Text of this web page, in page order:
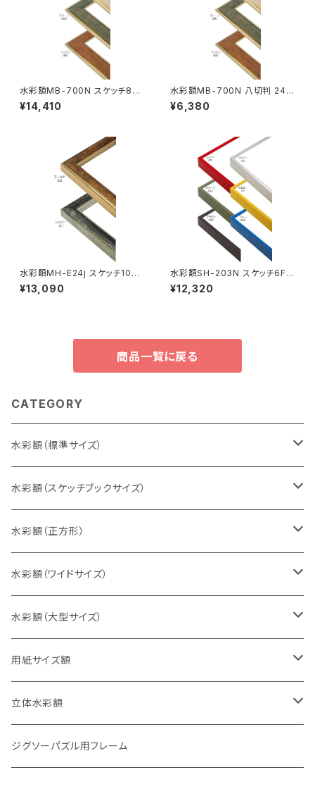
水彩額MB-700N スケッチ8F
520×595ミリ
¥14,410
水彩額MB-700N 八切判 241
×302ミリ
¥6,380
水彩額MH-E24j スケッチ10F 5
95×670ミリ
¥13,090
水彩額SH-203N スケッチ6F 4
58×550ミリ
¥12,320
商品一覧に戻る
CATEGORY
水彩額（標準サイズ）
インチ判（203×254ミリ）
八切判（242×303ミリ）
太子判（288×379ミリ）
四切判（348×424ミリ）
大衣判（394×509ミリ）
半切判（424×545ミリ）
三三判（455×606ミリ）
水彩額（スケッチブックサイズ）
スケッチ4Ｆ（352×443ミリ）
スケッチ6Ｆ（458×550ミリ）
スケッチ8Ｆ（520×595ミリ）
スケッチ10Ｆ（595×670ミリ）
水彩額（正方形）
10cm正方形（100×100ミリ）
15cm正方形（150×150ミリ）
20cm正方形（200×200ミリ）
25cm正方形（250×250ミリ）
30cm正方形（300×300ミリ）
水彩額（ワイドサイズ）
15×30cm
20×40cm
25×50cm
30×60cm
水彩額（大型サイズ）
大判（660×850ミリ）
MO判（693×893ミリ）
特全判（780×1050ミリ）
用紙サイズ額
B5判（182×257ミリ）
A4判（210×297ミリ）
立体水彩額
インチ判（203×254ミリ）
ジグソーパズル用フレーム